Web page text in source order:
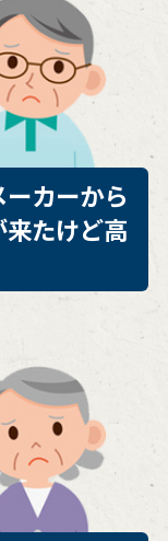
カーから
たけど高